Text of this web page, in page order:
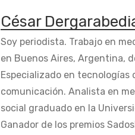
César
Soy periodista. Trabajo en
en Buenos Aires, Argentina,
Especializado en tecnologías
comunicación. Analista en
social graduado en la
Ganador de los premios